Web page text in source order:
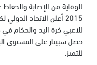
2015 أعلن الاتحاد
للاعبي كرة اليد والحكام في
حصل سبيتار على المستوى
للتميز.